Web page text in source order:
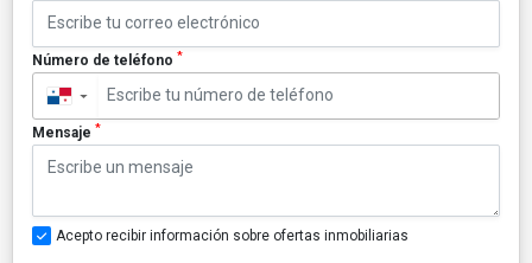
Número de teléfono *
▼
Mensaje *
Acepto recibir información sobre ofertas inmobiliarias